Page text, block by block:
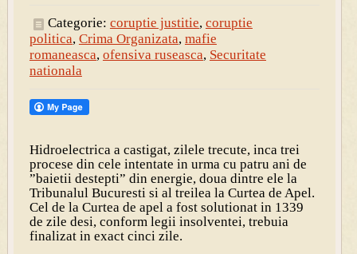
Categorie: coruptie justitie, coruptie
politica, Crima Organizata, mafie
romaneasca, ofensiva ruseasca, Securitate
nationala
Hidroelectrica a castigat, zilele trecute, inca trei
procese din cele intentate in urma cu patru ani de
”baietii destepti” din energie, doua dintre ele la
Tribunalul Bucuresti si al treilea la Curtea de Apel.
Cel de la Curtea de apel a fost solutionat in 1339
de zile desi, conform legii insolventei, trebuia
finalizat in exact cinci zile.